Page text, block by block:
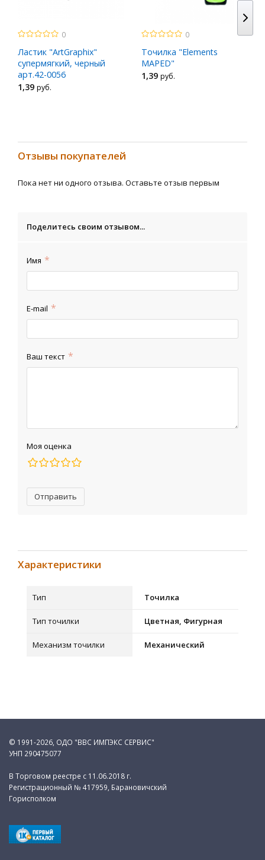
0
Ластик "ArtGraphix"
супермягкий, черный
арт.42-0056
1,39 руб.
0
Точилка "Elements
MAPED"
1,39 руб.
Отзывы покупателей
Пока нет ни одного отзыва. Оставьте отзыв первым
Поделитесь своим отзывом...
Имя
E-mail
Ваш текст
Моя оценка
Отправить
Характеристики
Тип Точилка
Тип точилки Цветная, Фигурная
Механизм точилки Механический
© 1991-2026, ОДО "ВВС ИМПЭКС СЕРВИС"
УНП 290475077
В Торговом реестре с 11.06.2018 г.
Регистрационный № 417959, Барановичский
Горисполком